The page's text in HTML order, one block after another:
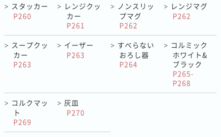
> スタッカー
P260
> レンジクッ
カー
P261
>
ノンスリッ
プマグ
P262
> レンジマグ
P262
> スープクッ
カー
P263
> イーザー
P263
> すべらない
おろし器
P264
> コルミック
ホワイト&
ブラック
P265-
P268
> コルクマッ
ト
P269
> 灰皿
P270